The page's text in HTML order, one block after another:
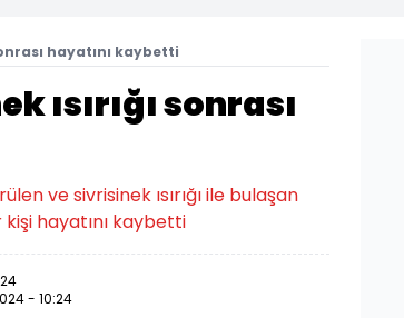
hayatını kaybetti
ısırığı sonrası
ve sivrisinek ısırığı ile bulaşan
hayatını kaybetti
- 10:24